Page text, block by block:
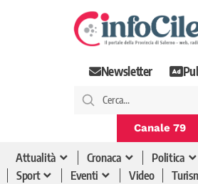
Newsletter
Canale 79
Attualità Cronaca Politica
Sport
Eventi Video